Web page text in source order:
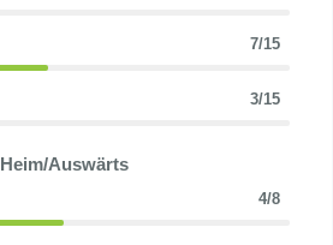
7/15
3/15
Heim/Auswärts
4/8